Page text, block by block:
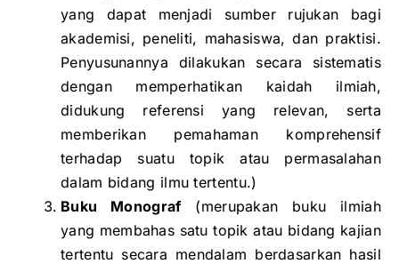
yang dapat menjadi sumber rujukan bagi
akademisi, peneliti, mahasiswa, dan praktisi.
Penyusunannya dilakukan secara sistematis
dengan memperhatikan kaidah ilmiah,
didukung referensi yang relevan, serta
memberikan pemahaman komprehensif
terhadap suatu topik atau permasalahan
dalam bidang ilmu tertentu.)
Buku Monograf(merupakan buku ilmiah
yang membahas satu topik atau bidang kajian
tertentu secara mendalam berdasarkan hasil